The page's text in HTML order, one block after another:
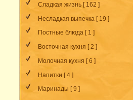
Сладкая жизнь[ 162 ]
Несладкая выпечка [ 19 ]
Постные блюда[ 1 ]
Восточная кухня [ 2 ]
Молочная кухня [ 6 ]
Напитки [ 4 ]
Маринады [ 9 ]